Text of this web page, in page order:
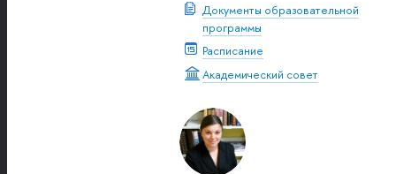
Документы образовательной
программы
Расписание
Академический совет